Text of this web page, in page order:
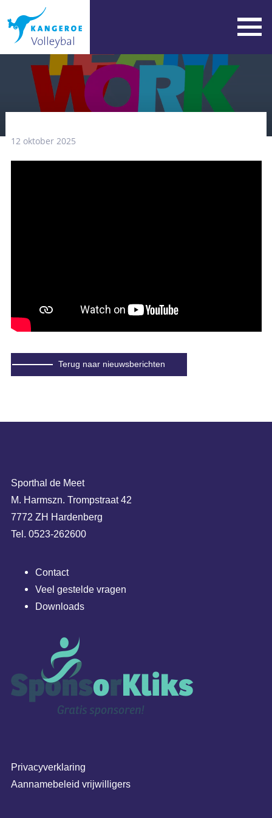
12 oktober 2025
Terug naar nieuwsberichten
Sporthal de Meet
M. Harmszn. Trompstraat 42
7772 ZH Hardenberg
Tel. 0523-262600
Contact
Veel gestelde vragen
Downloads
Privacyverklaring
Aannamebeleid vrijwilligers